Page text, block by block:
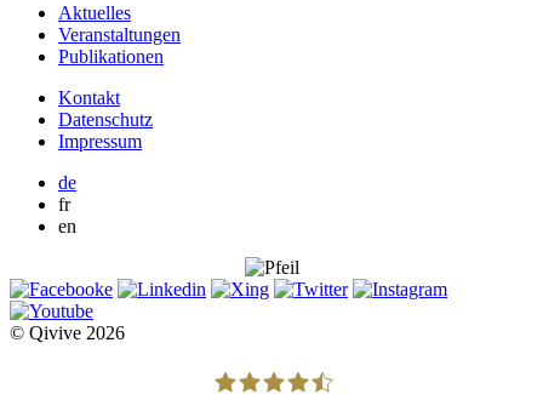
Aktuelles
Veranstaltungen
Publikationen
Kontakt
Datenschutz
Impressum
de
fr
en
© Qivive 2026